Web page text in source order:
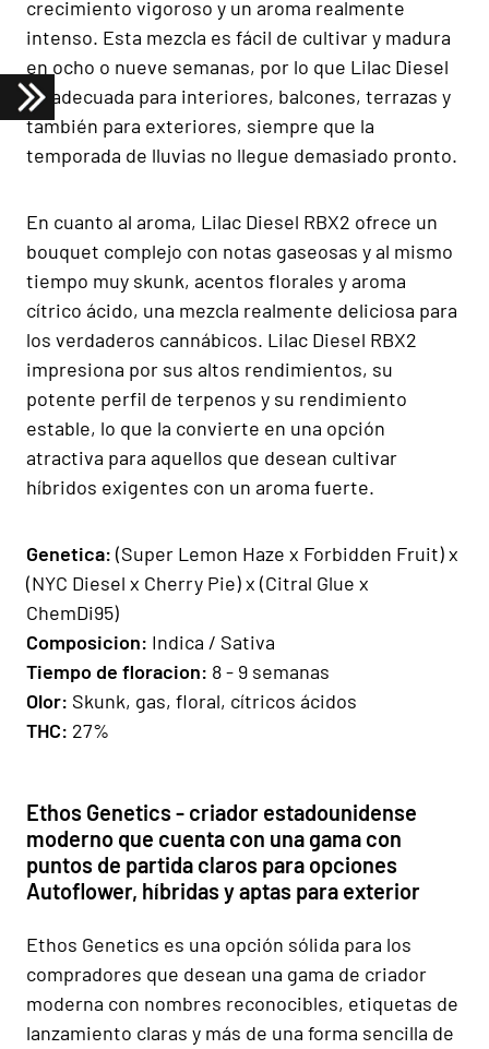
crecimiento vigoroso y un aroma realmente
intenso. Esta mezcla es fácil de cultivar y madura
en ocho o nueve semanas, por lo que Lilac Diesel
es adecuada para interiores, balcones, terrazas y
también para exteriores, siempre que la
temporada de lluvias no llegue demasiado pronto.
En cuanto al aroma, Lilac Diesel RBX2 ofrece un
bouquet complejo con notas gaseosas y al mismo
tiempo muy skunk, acentos florales y aroma
cítrico ácido, una mezcla realmente deliciosa para
los verdaderos cannábicos. Lilac Diesel RBX2
impresiona por sus altos rendimientos, su
potente perfil de terpenos y su rendimiento
estable, lo que la convierte en una opción
atractiva para aquellos que desean cultivar
híbridos exigentes con un aroma fuerte.
Genetica: (Super Lemon Haze x Forbidden Fruit) x
(NYC Diesel x Cherry Pie) x (Citral Glue x
ChemDi95)
Composicion: Indica / Sativa
Tiempo de floracion: 8 - 9 semanas
Olor: Skunk, gas, floral, cítricos ácidos
THC: 27%
Ethos Genetics - criador estadounidense
moderno que cuenta con una gama con
puntos de partida claros para opciones
Autoflower, híbridas y aptas para exterior
Ethos Genetics es una opción sólida para los
compradores que desean una gama de criador
moderna con nombres reconocibles, etiquetas de
lanzamiento claras y más de una forma sencilla de